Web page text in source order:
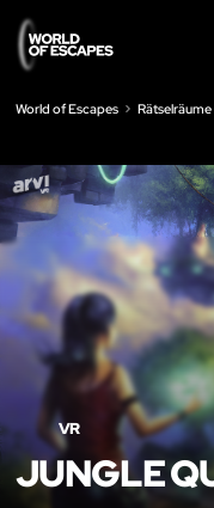
World of Escapes
VR
JUNGLE